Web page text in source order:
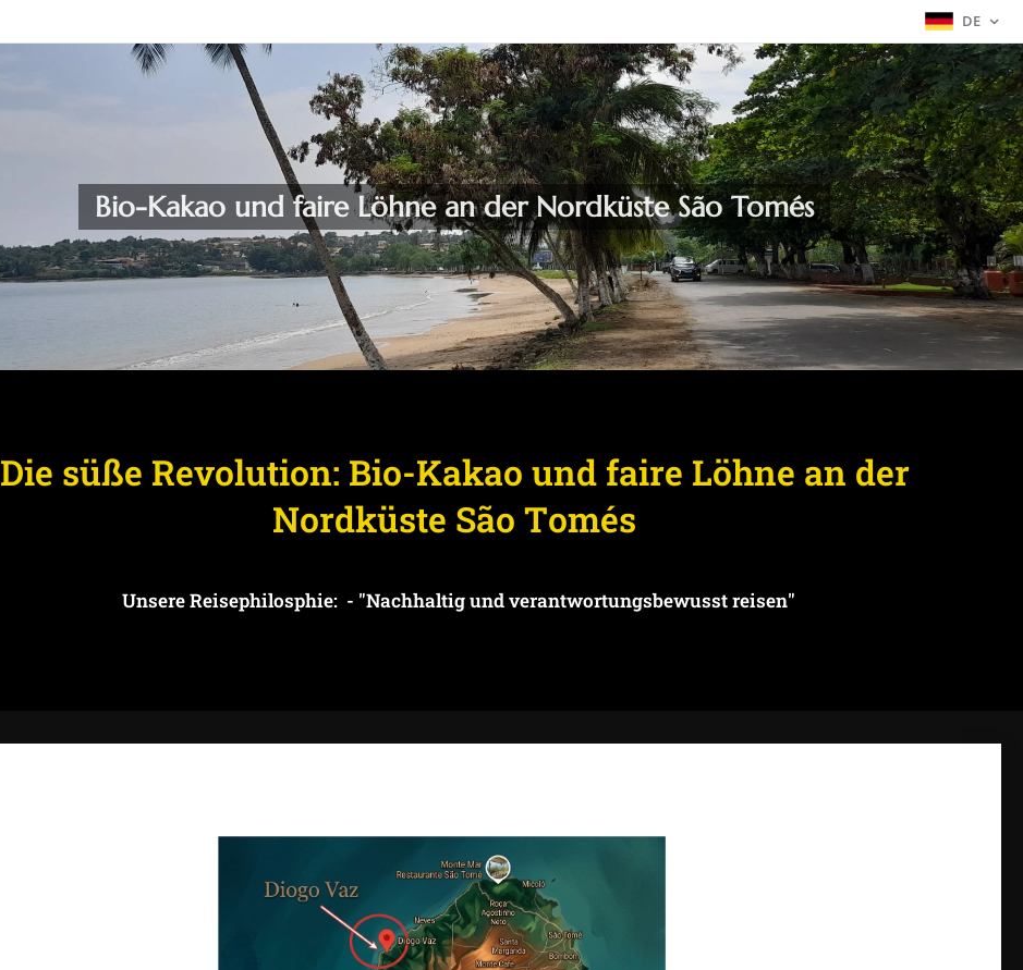
DE
Bio-Kakao und faire Löhne an der Nordküste São Tomés
Die süße Revolution: Bio-Kakao und faire Löhne an der
Nordküste São Tomés
Unsere Reisephilosphie: - "Nachhaltig und verantwortungsbewusst reisen"